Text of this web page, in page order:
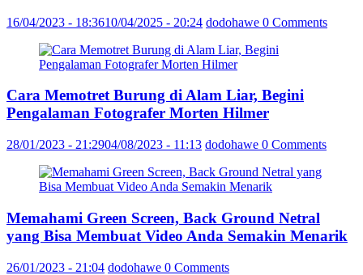
16/04/2023 - 18:3610/04/2025 - 20:24 dodohawe 0 Comments
Cara Memotret Burung di Alam Liar, Begini
Pengalaman Fotografer Morten Hilmer
28/01/2023 - 21:2904/08/2023 - 11:13 dodohawe 0 Comments
Memahami Green Screen, Back Ground Netral
yang Bisa Membuat Video Anda Semakin Menarik
26/01/2023 - 21:04 dodohawe 0 Comments